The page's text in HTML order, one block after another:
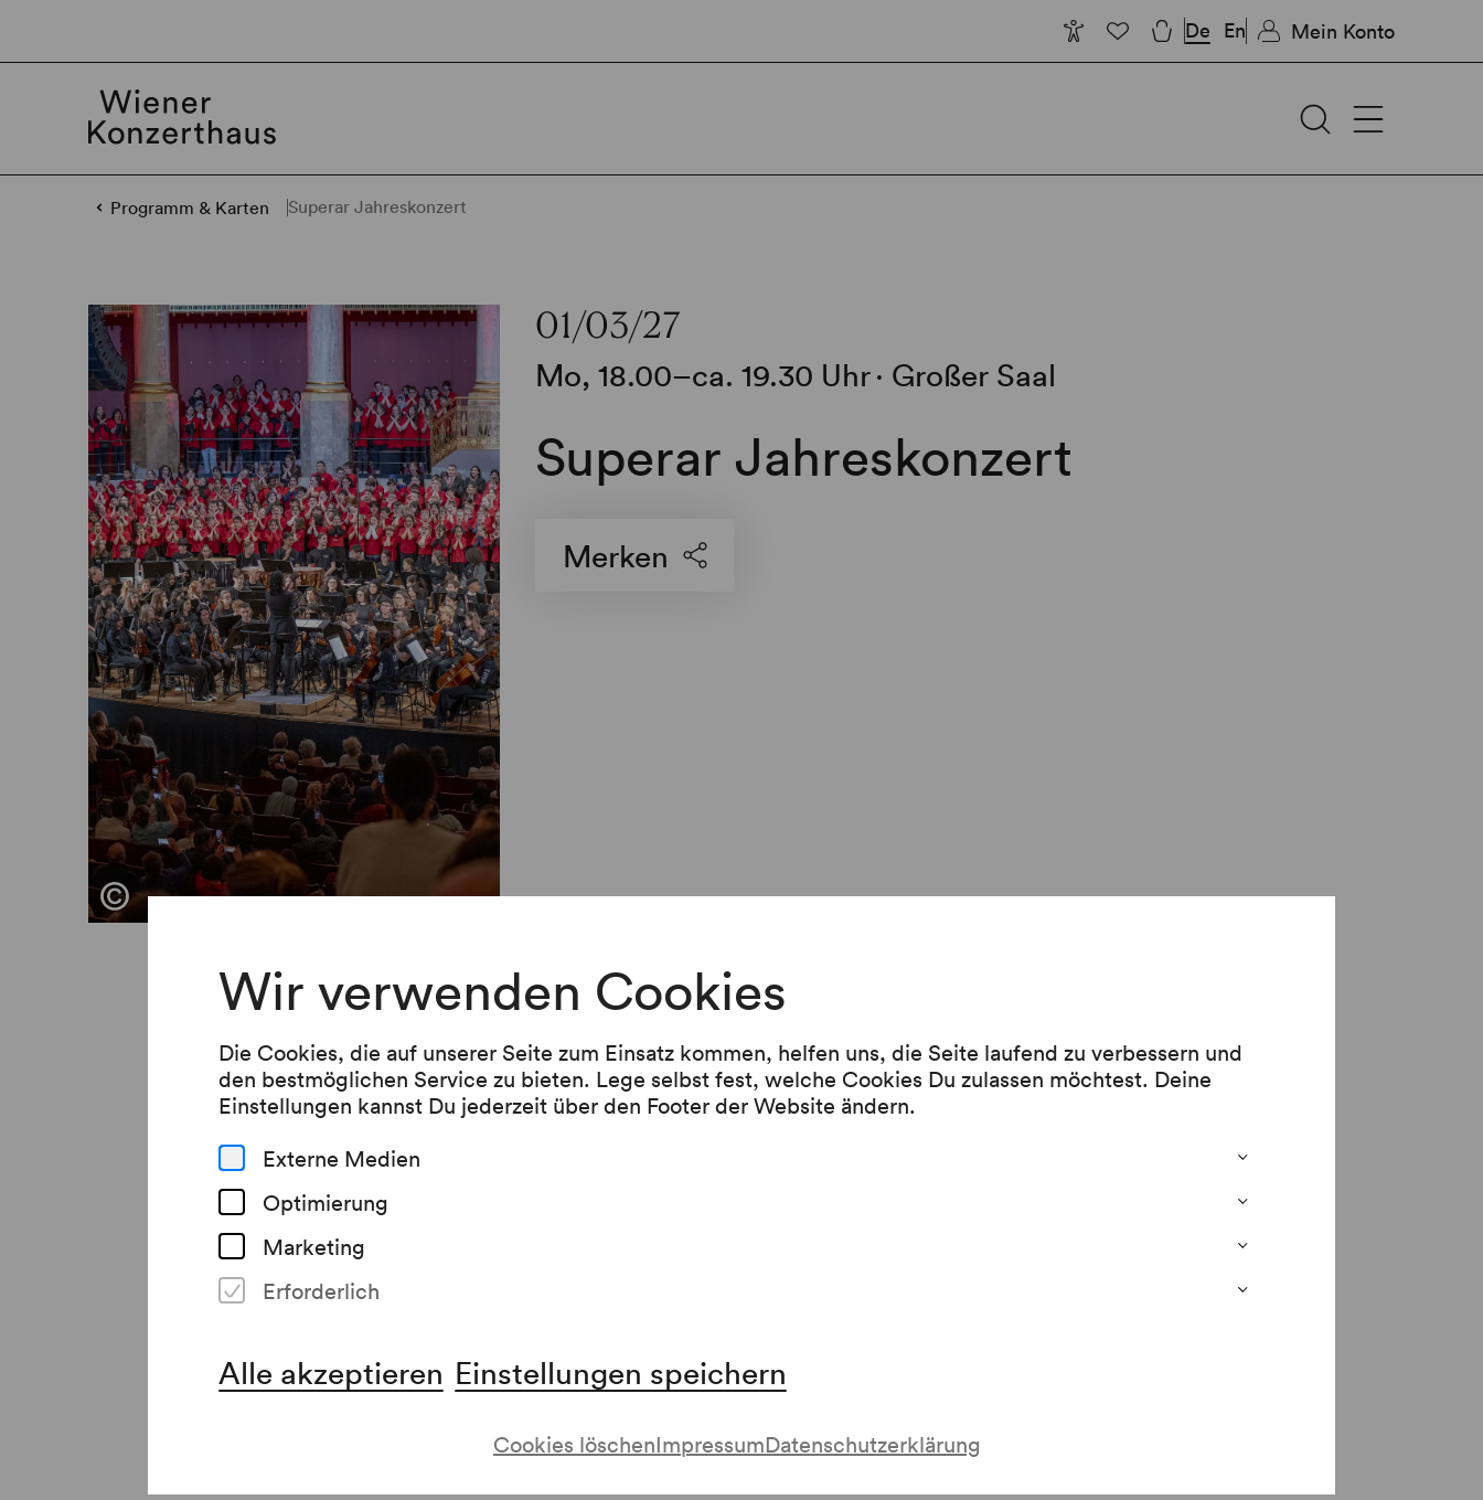
Wir verwenden Cookies
Die Cookies, die auf unserer Seite zum Einsatz kommen, helfen uns, die Seite laufend zu verbessern und
den bestmöglichen Service zu bieten. Lege selbst fest, welche Cookies Du zulassen möchtest. Deine
Einstellungen kannst Du jederzeit über den Footer der Website ändern.
Externe Medien
Optimierung
Marketing
Erforderlich
Alle akzeptieren Einstellungen speichern
Cookies löschenImpressumDatenschutzerklärung
De En Mein Konto
Programm & Karten Superar Jahreskonzert
01/03/27
Mo, 18.00–ca. 19.30 Uhr∙ Großer Saal
Superar Jahreskonzert
Merken
Veranstalter & Verantwortlicher
Wiener Konzerthausgesellschaft
​Mit dem Kauf einer Fördererkarte unterstützen Sie im besonderen Maße die Aktivitäten des Vereins Superar.
Alle Einnahmen zugunsten des Vereins Superar